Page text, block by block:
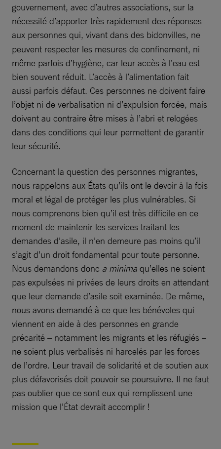
gouvernement, avec d’autres associations, sur la
nécessité d’apporter très rapidement des réponses
aux personnes qui, vivant dans des bidonvilles, ne
peuvent respecter les mesures de confinement, ni
même parfois d’hygiène, car leur accès à l’eau est
bien souvent réduit. L’accès à l’alimentation fait
aussi parfois défaut. Ces personnes ne doivent faire
l’objet ni de verbalisation ni d’expulsion forcée, mais
doivent au contraire être mises à l’abri et relogées
dans des conditions qui leur permettent de garantir
leur sécurité.
Concernant la question des personnes migrantes,
nous rappelons aux États qu’ils ont le devoir à la fois
moral et légal de protéger les plus vulnérables. Si
nous comprenons bien qu’il est très difficile en ce
moment de maintenir les services traitant les
demandes d’asile, il n’en demeure pas moins qu’il
s’agit d’un droit fondamental pour toute personne.
Nous demandons donc a minima qu’elles ne soient
pas expulsées ni privées de leurs droits en attendant
que leur demande d’asile soit examinée. De même,
nous avons demandé à ce que les bénévoles qui
viennent en aide à des personnes en grande
précarité – notamment les migrants et les réfugiés –
ne soient plus verbalisés ni harcelés par les forces
de l’ordre. Leur travail de solidarité et de soutien aux
plus défavorisés doit pouvoir se poursuivre. Il ne faut
pas oublier que ce sont eux qui remplissent une
mission que l’État devrait accomplir !